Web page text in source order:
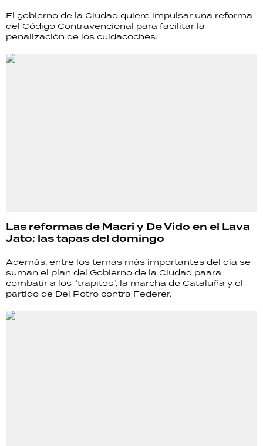
El gobierno de la Ciudad quiere impulsar una reforma
del Código Contravencional para facilitar la
penalización de los cuidacoches.
Las reformas de Macri y De Vido en el Lava
Jato: las tapas del domingo
Además, entre los temas más importantes del día se
suman el plan del Gobierno de la Ciudad paara
combatir a los "trapitos", la marcha de Cataluña y el
partido de Del Potro contra Federer.